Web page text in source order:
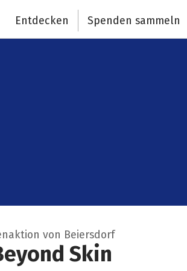
Entdecken Spenden sammeln
von Beiersdorf
Skin